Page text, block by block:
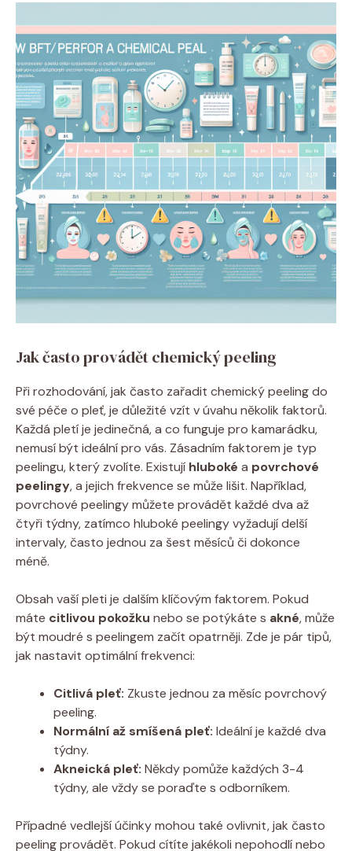
Jak často provádět chemický​ peeling
Při rozhodování, jak ​často⁢ zařadit chemický peeling do
své péče o pleť, je důležité vzít v úvahu několik faktorů.
Každá pletí je ​jedinečná, a co funguje pro kamarádku,
nemusí být ideální ‌pro ‍vás. Zásadním faktorem je typ
peelingu, který zvolíte. Existují hluboké a⁢ povrchové
peelingy, a jejich frekvence se může lišit. Například,
povrchové⁢ peelingy můžete provádět každé dva až
čtyři týdny, zatímco hluboké peelingy vyžadují delší
intervaly, často jednou za šest měsíců či dokonce
méně.
Obsah vaší​ pleti je ‌dalším klíčovým faktorem. Pokud
máte citlivou pokožku nebo ‌se potýkáte s akné,⁣ může
být moudré‌ s peelingem začít opatrněji. Zde je pár tipů,
jak nastavit optimální frekvenci:
Citlivá pleť: Zkuste jednou za měsíc ⁢povrchový
peeling.
Normální až smíšená pleť: Ideální ⁢je každé dva
týdny.
Akneická pleť: Někdy pomůže každých ⁤3-4
týdny, ale vždy se poraďte s odborníkem.
Případné ⁢vedlejší účinky mohou také ovlivnit, jak často
peeling ​provádět. Pokud cítíte jakékoli nepohodlí nebo